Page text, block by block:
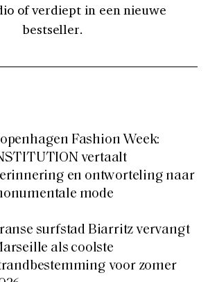
of verdiept in een nieuwe
bestseller.
Fashion Week:
vertaalt
en ontworteling naar
mode
surfstad Biarritz vervangt
als coolste
voor zomer